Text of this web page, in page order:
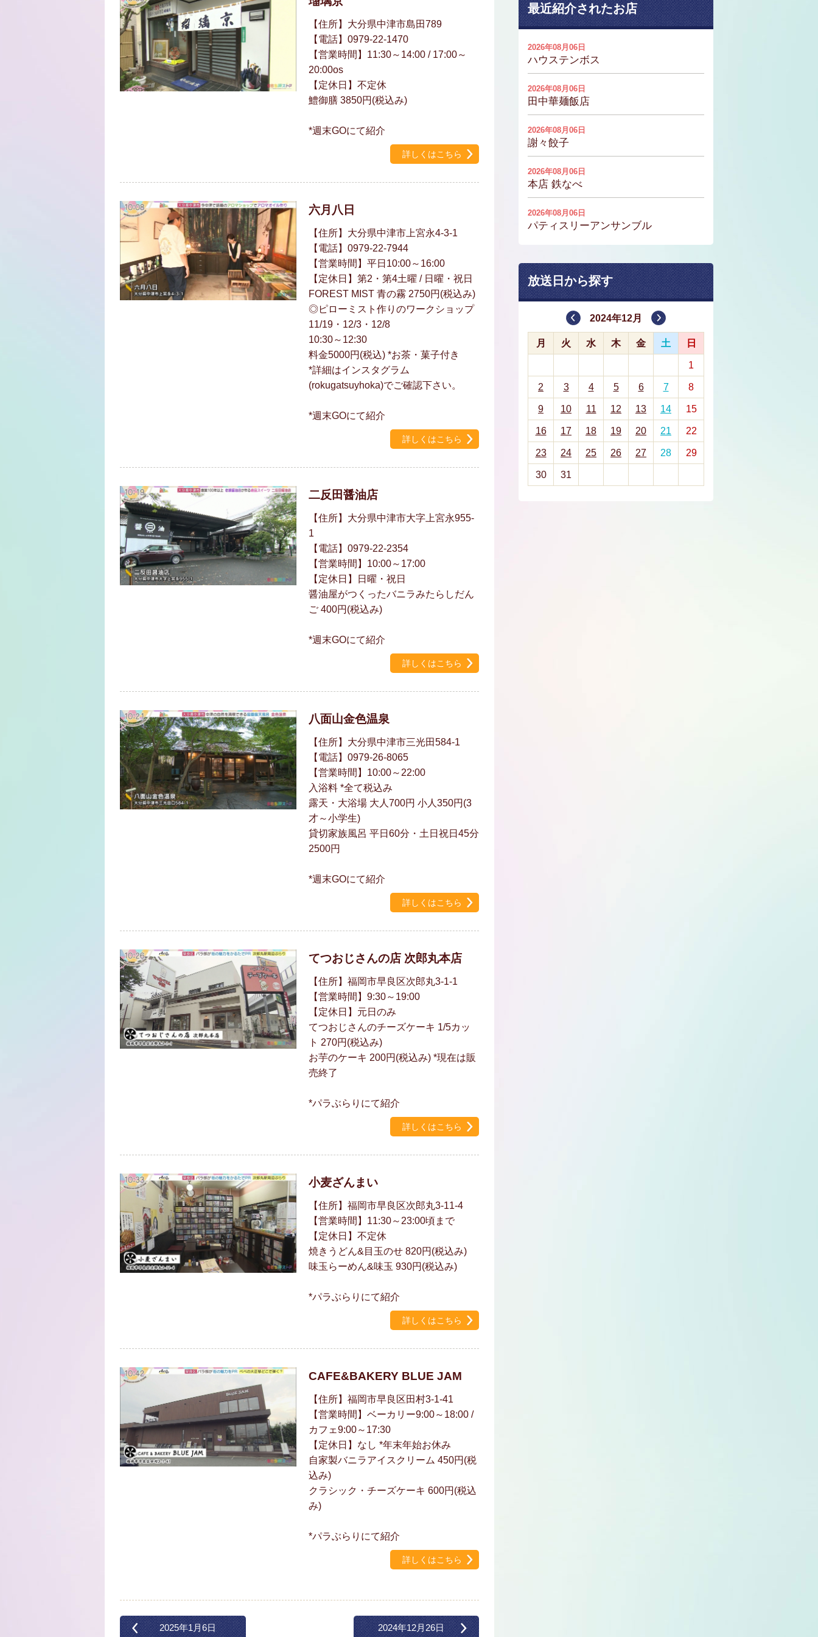
【住所】大分県中津市島田789
【電話】0979-22-1470
【営業時間】11:30～14:00 / 17:00～
20:00os
【定休日】不定休
鱧御膳 3850円(税込み)
*週末GOにて紹介
詳しくはこちら
六月八日
【住所】大分県中津市上宮永4-3-1
【電話】0979-22-7944
【営業時間】平日10:00～16:00
【定休日】第2・第4土曜 / 日曜・祝日
FOREST MIST 青の霧 2750円(税込み)
◎ピローミスト作りのワークショップ
11/19・12/3・12/8
10:30～12:30
料金5000円(税込) *お茶・菓子付き
*詳細はインスタグラム
(rokugatsuyhoka)でご確認下さい。
*週末GOにて紹介
詳しくはこちら
二反田醤油店
【住所】大分県中津市大字上宮永955-
1
【電話】0979-22-2354
【営業時間】10:00～17:00
【定休日】日曜・祝日
醤油屋がつくったバニラみたらしだん
ご 400円(税込み)
*週末GOにて紹介
詳しくはこちら
八面山金色温泉
【住所】大分県中津市三光田584-1
【電話】0979-26-8065
【営業時間】10:00～22:00
入浴料 *全て税込み
露天・大浴場 大人700円 小人350円(3
才～小学生)
貸切家族風呂 平日60分・土日祝日45分
2500円
*週末GOにて紹介
詳しくはこちら
てつおじさんの店 次郎丸本店
【住所】福岡市早良区次郎丸3-1-1
【営業時間】9:30～19:00
【定休日】元日のみ
てつおじさんのチーズケーキ 1/5カッ
ト 270円(税込み)
お芋のケーキ 200円(税込み) *現在は販
売終了
*パラぶらりにて紹介
詳しくはこちら
小麦ざんまい
【住所】福岡市早良区次郎丸3-11-4
【営業時間】11:30～23:00頃まで
【定休日】不定休
焼きうどん&目玉のせ 820円(税込み)
味玉らーめん&味玉 930円(税込み)
*パラぶらりにて紹介
詳しくはこちら
CAFE&BAKERY BLUE JAM
【住所】福岡市早良区田村3-1-41
【営業時間】ベーカリー9:00～18:00 /
カフェ9:00～17:30
【定休日】なし *年末年始お休み
自家製バニラアイスクリーム 450円(税
込み)
クラシック・チーズケーキ 600円(税込
み)
*パラぶらりにて紹介
詳しくはこちら
2025年1月6日 2024年12月26日
最近紹介されたお店
2026年08月06日
ハウステンボス
2026年08月06日
田中華麺飯店
2026年08月06日
謝々餃子
2026年08月06日
本店 鉄なべ
2026年08月06日
パティスリーアンサンブル
放送日から探す
2024年12月
月 火 水 木 金 土 日
1
2 3 4 5 6 7 8
9 10 11 12 13 14 15
16 17 18 19 20 21 22
23 24 25 26 27 28 29
30 31